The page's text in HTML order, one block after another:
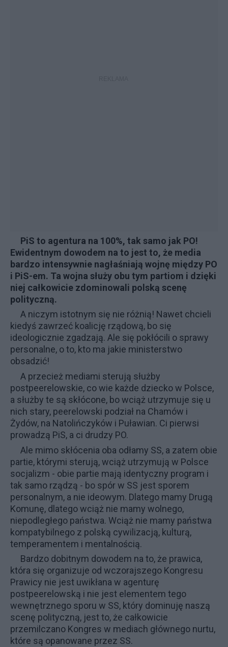
PiS to agentura na 100%, tak samo jak PO!
Ewidentnym dowodem na to jest to, że media
bardzo intensywnie nagłaśniają wojnę między PO
i PiS-em. Ta wojna służy obu tym partiom i dzięki
niej całkowicie zdominowali polską scenę
polityczną.
A niczym istotnym się nie różnią! Nawet chcieli
kiedyś zawrzeć koalicję rządową, bo się
ideologicznie zgadzają. Ale się pokłócili o sprawy
personalne, o to, kto ma jakie ministerstwo
obsadzić!
A przecież mediami sterują służby
postpeerelowskie, co wie każde dziecko w Polsce,
a służby te są skłócone, bo wciąż utrzymuje się u
nich stary, peerelowski podział na Chamów i
Żydów, na Natolińczyków i Puławian. Ci pierwsi
prowadzą PiS, a ci drudzy PO.
Ale mimo skłócenia oba odłamy SS, a zatem obie
partie, którymi sterują, wciąż utrzymują w Polsce
socjalizm - obie partie mają identyczny program i
tak samo rządzą - bo spór w SS jest sporem
personalnym, a nie ideowym. Dlatego mamy Drugą
Komunę, dlatego wciąż nie mamy wolnego,
niepodległego państwa. Wciąż nie mamy państwa
kompatybilnego z polską cywilizacją, kulturą,
temperamentem i mentalnością.
Bardzo dobitnym dowodem na to, że prawica,
która się organizuje od wczorajszego Kongresu
Prawicy nie jest uwikłana w agenturę
postpeerelowską i nie jest elementem tego
wewnętrznego sporu w SS, który dominuję naszą
scenę polityczną, jest to, że całkowicie
przemilczano Kongres w mediach głównego nurtu,
które są opanowane przez SS.